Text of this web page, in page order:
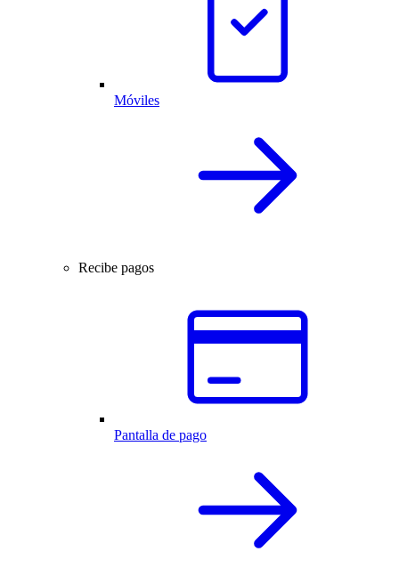
Móviles
Recibe pagos
Pantalla de pago